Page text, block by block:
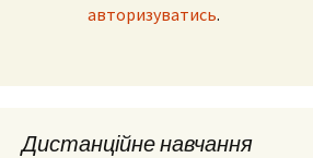
авторизуватись.
Дистанційне навчання